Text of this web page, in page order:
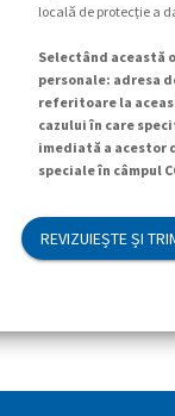
locală de protecție a
Selectând această
personale: adresa
referitoare la
cazului în care
imediată a acestor
speciale în câmpul
REVIZUIEȘTE ȘI